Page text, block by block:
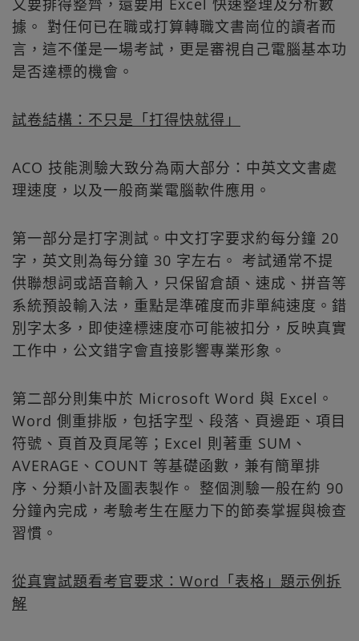
又要排得整齊，還要用 Excel 快速整理及分析數
據。 對任何已在職或打算轉職文書崗位的讀者而
言，這不僅是一場考試，更是審視自己電腦基本功
是否達標的機會。​
試卷結構：不只是「打得快就得」
ACO 技能測驗大致分為兩大部分：中英文文書處
理速度，以及一般商業電腦軟件應用。​
第一部分是打字測試。中文打字要求約每分鐘 20
字，英文則為每分鐘 30 字左右。 考試通常不提
供聯想詞或語音輸入，只保留倉頡、速成、拼音等
系統預設輸入法，重點是準確度而非單純速度。錯
別字太多，即使達標速度亦可能被扣分，反映真實
工作中，公文錯字會直接影響專業形象。​
第二部分則集中於 Microsoft Word 與 Excel。
Word 側重排版，包括字型、段落、頁邊距、項目
符號、頁首及頁尾等；Excel 則著重 SUM、
AVERAGE、COUNT 等基礎函數，兼有簡單排
序、分類小計及圖表製作。 整個測驗一般在約 90
分鐘內完成，考驗考生在壓力下的節奏掌握與檢查
習慣。​
從真實試題看考官要求：Word「表格」題示例拆
解